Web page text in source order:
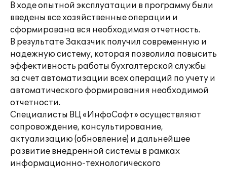
В ходе опытной эксплуатации в программу были
введены все хозяйственные операции и
сформирована вся необходимая отчетность.
В результате Заказчик получил современную и
надежную систему, которая позволила повысить
эффективность работы бухгалтерской службы
за счет автоматизации всех операций по учету и
автоматического формирования необходимой
отчетности.
Специалисты ВЦ «ИнфоСофт» осуществляют
сопровождение, консультирование,
актуализацию (обновление) и дальнейшее
развитие внедренной системы в рамках
информационно-технологического